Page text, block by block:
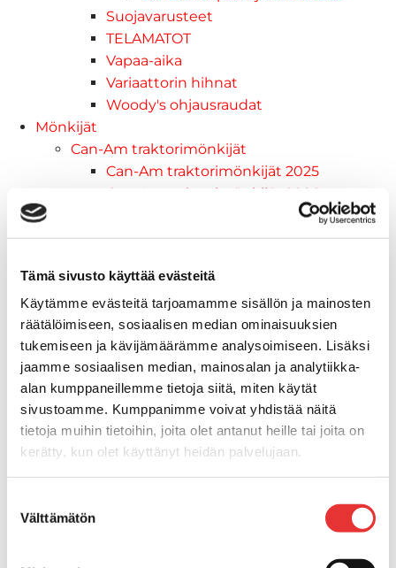
Tämä sivusto käyttää evästeitä
Käytämme evästeitä tarjoamamme sisällön ja mainosten
räätälöimiseen, sosiaalisen median ominaisuuksien
tukemiseen ja kävijämäärämme analysoimiseen. Lisäksi
jaamme sosiaalisen median, mainosalan ja analytiikka-
alan kumppaneillemme tietoja siitä, miten käytät
sivustoamme. Kumppanimme voivat yhdistää näitä
tietoja muihin tietoihin, joita olet antanut heille tai joita on
kerätty, kun olet käyttänyt heidän palvelujaan.
valinta
Välttämätön
Suojavarusteet
TELAMATOT
Vapaa-aika
Variaattorin hihnat
Woody's ohjausraudat
Mönkijät
Can-Am traktorimönkijät
Can-Am traktorimönkijät 2025
Can-Am traktorimönkijät 2026
Traxter mallisto
Traxter 2026
Maverick mallisto
Maverick 2025
Maverick 2026
Mönkijöiden lisävarusteet ja -tarvikkeet
Ajolasit
Asusteet
Can-Am varusteet
Huoltotarvikkeet
Motobatt akut